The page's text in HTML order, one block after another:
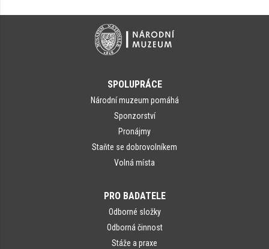
SPOLUPRÁCE
Národní muzeum pomáhá
Sponzorství
Pronájmy
Staňte se dobrovolníkem
Volná místa
PRO BADATELE
Odborné složky
Odborná činnost
Stáže a praxe